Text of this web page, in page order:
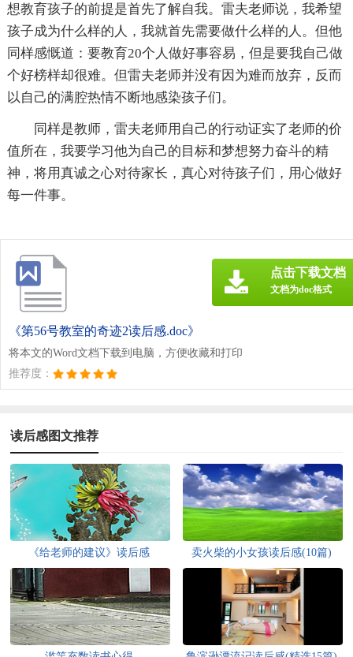
想教育孩子的前提是首先了解自我。雷夫老师说，我希望
孩子成为什么样的人，我就首先需要做什么样的人。但他
同样感慨道：要教育20个人做好事容易，但是要我自己做
个好榜样却很难。但雷夫老师并没有因为难而放弃，反而
以自己的满腔热情不断地感染孩子们。
同样是教师，雷夫老师用自己的行动证实了老师的价
值所在，我要学习他为自己的目标和梦想努力奋斗的精
神，将用真诚之心对待家长，真心对待孩子们，用心做好
每一件事。
《第56号教室的奇迹2读后感.doc》
将本文的Word文档下载到电脑，方便收藏和打印
推荐度：
点击下载文档
文档为doc格式
读后感图文推荐
《给老师的建议》读后感 卖火柴的小女孩读后感(10篇)